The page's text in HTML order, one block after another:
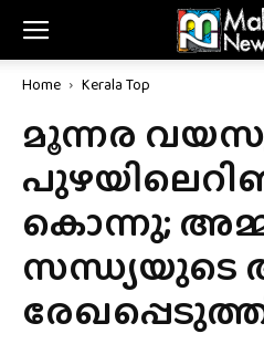
Home Kerala Top
മൂന്നര
കൊന്നു;
സന്ധ്യയുടെ